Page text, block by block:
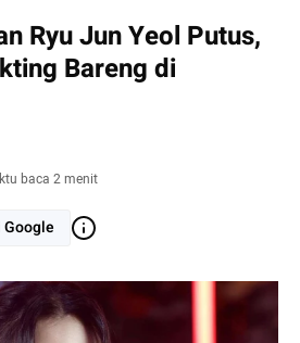
Ryu Jun Yeol Putus,
Bareng di
baca 2 menit